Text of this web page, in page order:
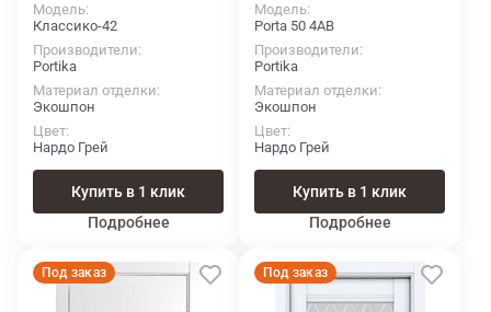
Модель
Классико-42
Производители
Portika
Материал отделки
Экошпон
Цвет
Нардо Грей
Купить в 1 клик
Подробнее
Модель
Porta 50 4AB
Производители
Portika
Материал отделки
Экошпон
Цвет
Нардо Грей
Купить в 1 клик
Подробнее
Под заказ Под заказ